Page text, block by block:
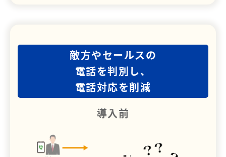
敵方やセールスの
電話を判別し、
電話対応を削減
導入前